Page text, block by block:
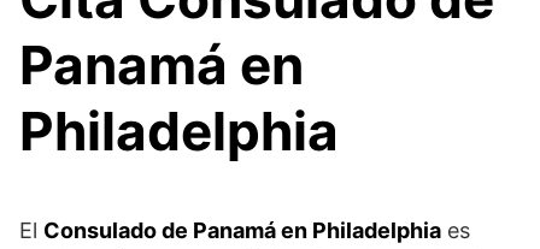
Panamá en
Philadelphia
El Consulado de Panamá en Philadelphia es